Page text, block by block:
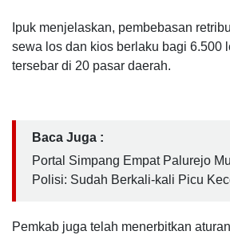
Ipuk menjelaskan, pembebasan
sewa los dan kios berlaku bagi 6.500
tersebar di 20 pasar daerah.
Baca Juga :
Portal Simpang Empat Palurejo
Polisi: Sudah Berkali-kali Picu
Pemkab juga telah menerbitkan